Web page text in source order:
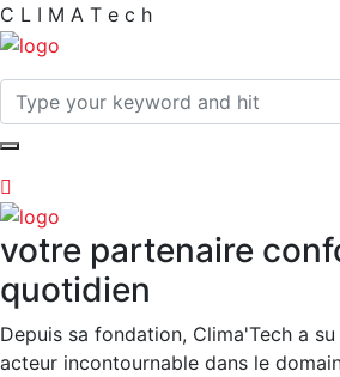
C L I M A T e c h
votre partenaire
quotidien
Depuis sa fondation, Clima'Tech a
acteur incontournable dans le